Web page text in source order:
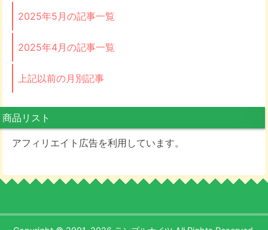
2025年5月の記事一覧
2025年4月の記事一覧
上記以前の月別記事
商品リスト
アフィリエイト広告を利用しています。